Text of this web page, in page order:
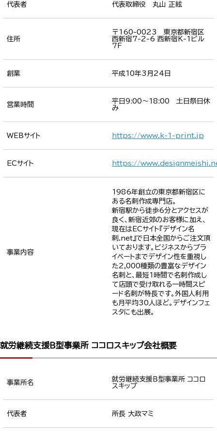
代表者 代表取締役 丸山 正絃
住所
〒160-0023 東京都新宿区
西新宿7-2-6 西新宿K-1ビル
7F
創業 平成10年3月24日
営業時間
平日9:00～18:00 土日祭日休
み
WEBサイト https://www.k-1-print.jp
ECサイト https://
事業内容
1986年創立の東京都新宿区に
ある名刺作成専門店。
新宿駅から徒歩6分とアクセスが
良く、新宿近郊のお客様に加え、
現在はECサイト『デザイン名
刺.net』で日本全国からご注文頂
いております。ビジネスからプラ
イベートまでデザイン性を重視し
た2,000種類の豊富なデザイン
名刺と、最短1時間で名刺作成し
て店頭で受け取れる一時間スピ
ード名刺が特長です。外国人利用
も月平均30人ほど。デザインフェ
スタにも出展。
就労継続支援Ｂ型事業所 ココロスキップ会社概要
事業所名
就労継続支援Ｂ型事業所 ココロ
スキップ
代表者 所長 大政マミ